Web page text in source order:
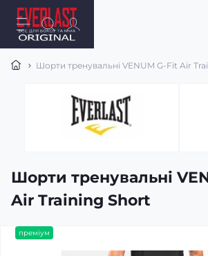
Шорти тренувальні VENUM G-Fit Air
Шорти тренувальні
Air Training Short
преміум